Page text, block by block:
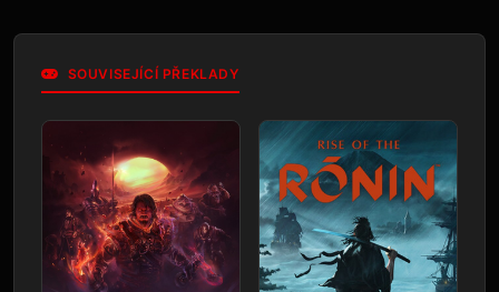
SOUVISEJÍCÍ PŘEKLADY